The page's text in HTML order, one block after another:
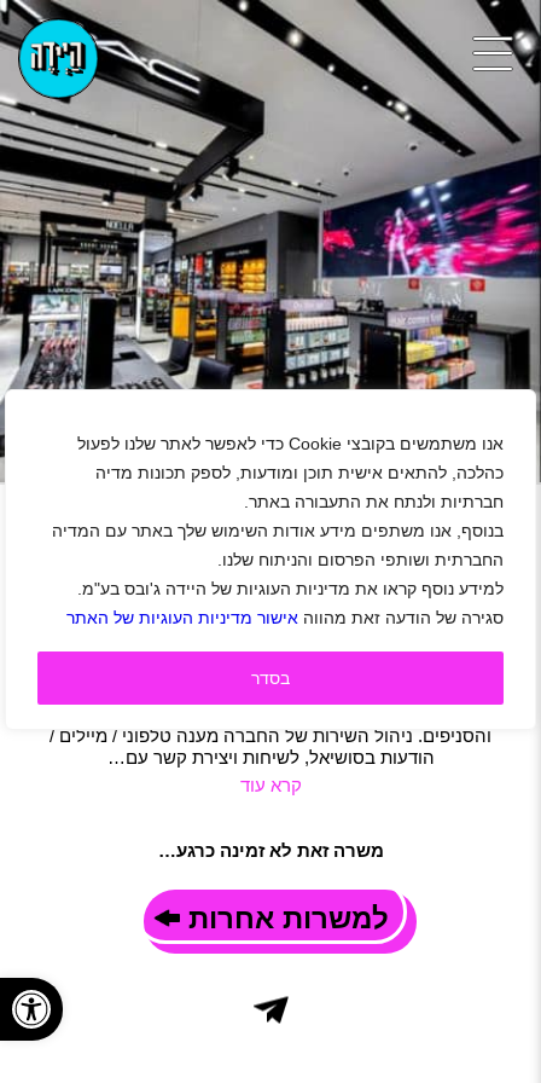
אנו משתמשים בקובצי Cookie כדי לאפשר לאתר שלנו לפעול
כהלכה, להתאים אישית תוכן ומודעות, לספק תכונות מדיה
חברתיות ולנתח את התעבורה באתר.
בנוסף, אנו משתפים מידע אודות השימוש שלך באתר עם המדיה
החברתית ושותפי הפרסום והניתוח שלנו.
למידע נוסף קראו את מדיניות העוגיות של היידה ג'ובס בע"מ.
סגירה של הודעה זאת מהווה אישור מדיניות העוגיות של האתר
בסדר
+
דרוש/ה אחראי/ת שירות ומכירה טלפוני לרשת גלאם 42
פתח תקווה |חיילים משוחררים |מכירות |שירות לקוחות
משרה מלאה|משרת הורה
תיאור משרה
אנו מחפשים אחראי/ת שירות ומכירה לתפקיד מעניין ודינמי הכולל
והסניפים. ניהול השירות של החברה מענה טלפוני / מיילים /
הודעות בסושיאל, לשיחות ויצירת קשר עם…
קרא עוד
משרה זאת לא זמינה כרגע…
למשרות אחרות